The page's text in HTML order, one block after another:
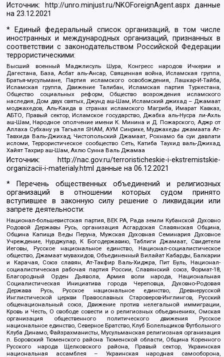
Источник: http://unro.minjust.ru/NKOForeignAgent.aspxданные
на23.12.2021
* Единый федеральный список организаций, в том числе
иностранных и международных организаций, признанных в
соответствии с законодательством Российской Федерации
террористическими:
Высший военный Маджлисуль Шура, Конгресс народов Ичкерии и
Дагестана, База, Асбат аль-Ансар, Священная война, Исламская группа,
Братья-мусульмане, Партия исламского освобождения, Лашкар-И-Тайба,
Исламская группа, Движение Талибан, Исламская партия Туркестана,
Общество социальных реформ, Общество возрождения исламского
наследия, Дом двух святых, Джунд аш-Шам, Исламский джихад – Джамаат
моджахедов, Аль-Каида в странах исламского Магриба, Имарат Кавказ,
АБТО, Правый сектор, Исламское государство, Джабха аль-Нусра ли-Ахль
аш-Шам, Народное ополчение имени К. Минина и Д. Пожарского, Аджр от
Аллаха Субхану уа Тагьаля SHAM, АУМ Синрике, Муджахеды джамаата Ат-
Тавхида Валь-Джихад, Чистопольский Джамаат, Рохнамо ба суи давлати
исломи, Террористическое сообщество Сеть, Катиба Таухид валь-Джихад,
Хайят Тахрир аш-Шам, Ахлю Сунна Валь Джамаа
Источник:
http://nac.gov.ru/terroristicheskie-i-ekstremistskie-
organizacii-i-materialy.html данные на06.12.2021
* Перечень общественных объединений и религиозных
организаций в отношении которых судом принято
вступившее в законную силу решение о ликвидации или
запрете деятельности:
Национал-большевистская партия, ВЕК РА, Рада земли Кубанской Духовно
Родовой Державы Русь, организация Асгардская Славянская Община,
Община Капища Веды Перуна, Мужская Духовная Семинария Духовное
Учреждение, Нурджулар, К Богодержавию, Таблиги Джамаат, Свидетели
Иеговы, Русское национальное единство, Национал-социалистическое
общество, Джамаат мувахидов, Объединенный Вилайат Кабарды, Балкарии
и Карачая, Союз славян, Ат-Такфир Валь-Хиджра, Пит Буль, Национал-
социалистическая рабочая партия России, Славянский союз, Формат-18,
Благородный Орден Дьявола, Армия воли народа, Национальная
Социалистическая Инициатива города Череповца, Духовно-Родовая
Держава Русь, Русское национальное единство, Древнерусской
Инглистической церкви Православных Староверов-Инглингов, Русский
общенациональный союз, Движение против нелегальной иммиграции,
Кровь и Честь, О свободе совести и о религиозных объединениях, Омская
организация общественного политического движения Русское
национальное единство, Северное Братство, Клуб Болельщиков Футбольного
Клуба Динамо, Файзрахманисты, Мусульманская религиозная организация
п. Боровский Тюменского района Тюменской области, Община Коренного
Русского народа Щелковского района, Правый сектор, Украинская
национальная ассамблея – Украинская народная самооборона,